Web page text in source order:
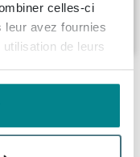
celles-ci
leur avez fournies
de leurs
rectangulaire